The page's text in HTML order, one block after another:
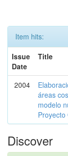
Item hits:
Issue
Date
Title
2004
áreas
modelo
Proyecto
Discover